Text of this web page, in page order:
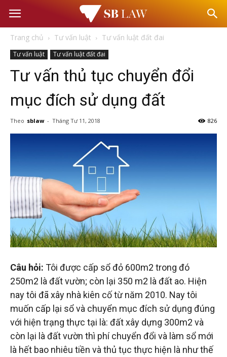
Văn
đầu
Đại
diện
Trang chủ Tư vấn luật Tư vấn luật đất đai
Tư vấn luật Tư vấn luật đất đai
Tư vấn thủ tục chuyển đổi
mục đích sử dụng đất
Theo sblaw - Tháng Tư 11, 2018 826
Câu hỏi: Tôi được cấp sổ đỏ 600m2 trong đó
250m2 là đất vườn; còn lại 350 m2 là đất ao. Hiện
nay tôi đã xây nhà kiên cố từ năm 2010. Nay tôi
muốn cấp lại sổ và chuyển mục đích sử dụng đúng
với hiện trạng thực tại là: đất xây dựng 300m2 và
còn lại là đất vườn thì phí chuyển đổi và làm sổ mới
là hết bao nhiêu tiền và thủ tục thực hiện là như thế